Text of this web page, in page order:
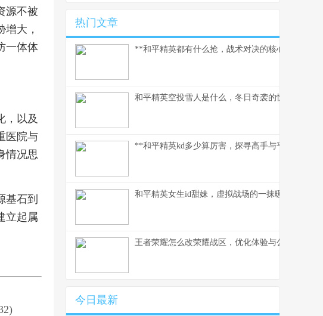
源不被
大，
一体体
，以及
医院与
情况思
基石到
立起属
热门文章
**和平精英都有什么抢，战术对决的核心武器库**
和平精英空投雪人是什么，冬日奇袭的惊喜彩蛋
**和平精英kd多少算厉害，探寻高手与平民的真实
和平精英女生id甜妹，虚拟战场的一抹暖色，副标
王者荣耀怎么改荣耀战区，优化体验与公平之路
今日最新